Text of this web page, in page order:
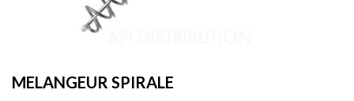
MELANGEUR SPIRALE